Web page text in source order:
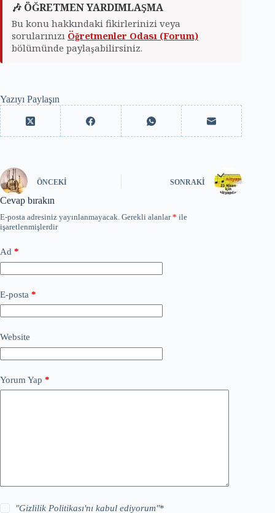
🎶 ÖĞRETMEN YARDIMLAŞMA
Bu konu hakkındaki fikirlerinizi veya
sorularınızı Öğretmenler Odası (Forum)
bölümünde paylaşabilirsiniz.
Yazıyı Paylaşın
ÖNCEKI SONRAKI
Cevap bırakın
E-posta adresiniz yayınlanmayacak. Gerekli alanlar* ile
işaretlenmişlerdir
Ad *
E-posta *
Website
Yorum Yap *
"Gizlilik Politikası'nı kabul ediyorum"*